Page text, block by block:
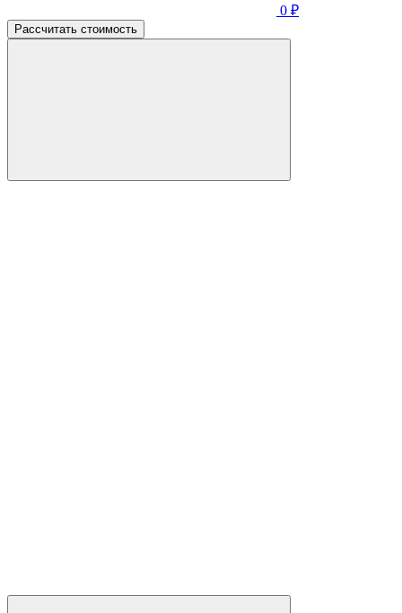
0 ₽
Рассчитать стоимость